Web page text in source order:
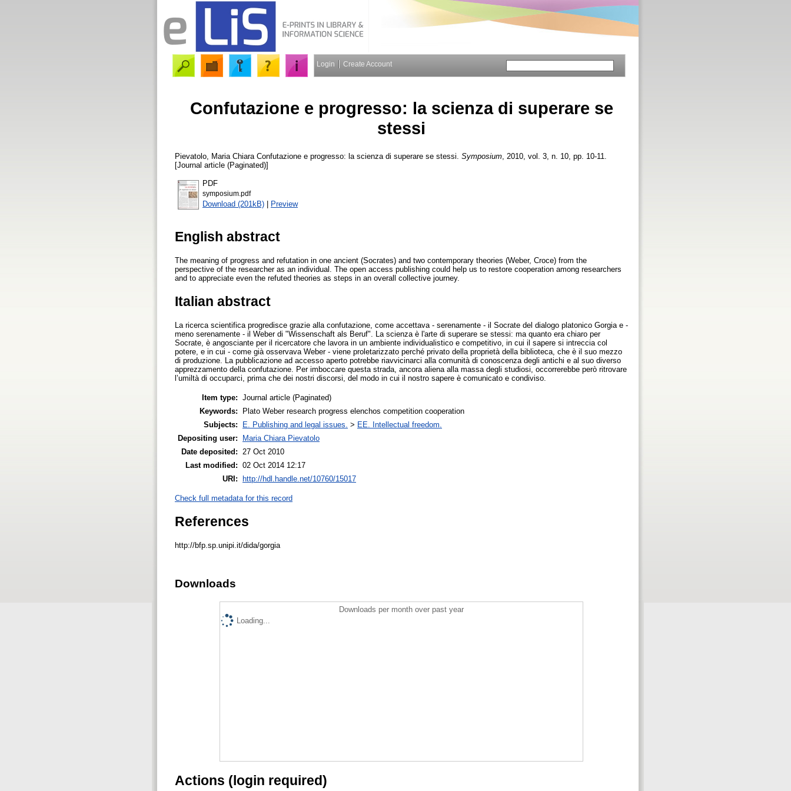
Login Create Account
Confutazione e progresso: la scienza di superare se
stessi
Pievatolo, Maria Chiara Confutazione e progresso: la scienza di superare se stessi. Symposium , 2010, vol. 3, n. 10, pp. 10-11.
[Journal article (Paginated)]
PDF
symposium.pdf
Download (201kB) | Preview
English abstract
The meaning of progress and refutation in one ancient (Socrates) and two contemporary theories (Weber, Croce) from the
perspective of the researcher as an individual. The open access publishing could help us to restore cooperation among researchers
and to appreciate even the refuted theories as steps in an overall collective journey.
Italian abstract
La ricerca scientifica progredisce grazie alla confutazione, come accettava - serenamente - il Socrate del dialogo platonico Gorgia e -
meno serenamente - il Weber di "Wissenschaft als Beruf". La scienza è l'arte di superare se stessi: ma quanto era chiaro per
Socrate, è angosciante per il ricercatore che lavora in un ambiente individualistico e competitivo, in cui il sapere si intreccia col
potere, e in cui - come già osservava Weber - viene proletarizzato perché privato della proprietà della biblioteca, che è il suo mezzo
di produzione. La pubblicazione ad accesso aperto potrebbe riavvicinarci alla comunità di conoscenza degli antichi e al suo diverso
apprezzamento della confutazione. Per imboccare questa strada, ancora aliena alla massa degli studiosi, occorrerebbe però ritrovare
l’umiltà di occuparci, prima che dei nostri discorsi, del modo in cui il nostro sapere è comunicato e condiviso.
Item type: Journal article (Paginated)
Keywords:
Plato Weber research progress elenchos competition cooperation
Subjects:
E. Publishing and legal issues. > EE. Intellectual freedom.
Depositing user:
Maria Chiara Pievatolo
Date deposited:
27 Oct 2010
Last modified: 02 Oct 2014 12:17
URI:
http://hdl.handle.net/10760/15017
Check full metadata for this record
References
http://bfp.sp.unipi.it/dida/gorgia
Downloads
Downloads per month over past year
Loading...
Actions (login required)